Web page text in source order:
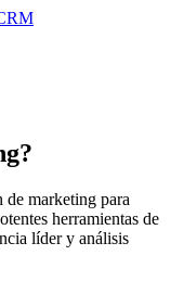
?
de marketing para
herramientas de
líder y análisis